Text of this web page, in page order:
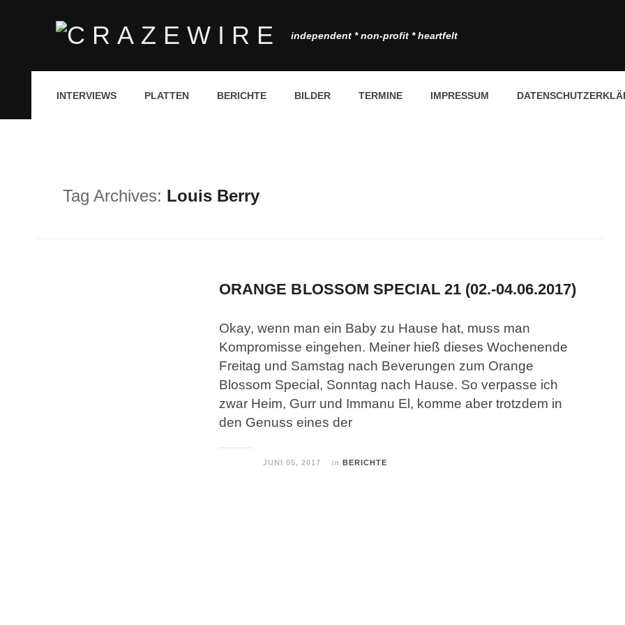
independent * non-profit * heartfelt
INTERVIEWS PLATTEN BERICHTE BILDER TERMINE IMPRESSUM
Tag Archives: Louis Berry
ORANGE BLOSSOM SPECIAL 21 (02.-04.06.2017)
Okay, wenn man ein Baby zu Hause hat, muss man
Kompromisse eingehen. Meiner hieß dieses Wochenende
Freitag und Samstag nach Beverungen zum Orange
Blossom Special, Sonntag nach Hause. So verpasse ich
zwar Heim, Gurr und Immanu El, komme aber trotzdem in
den Genuss eines der
JUNI 05, 2017 in BERICHTE